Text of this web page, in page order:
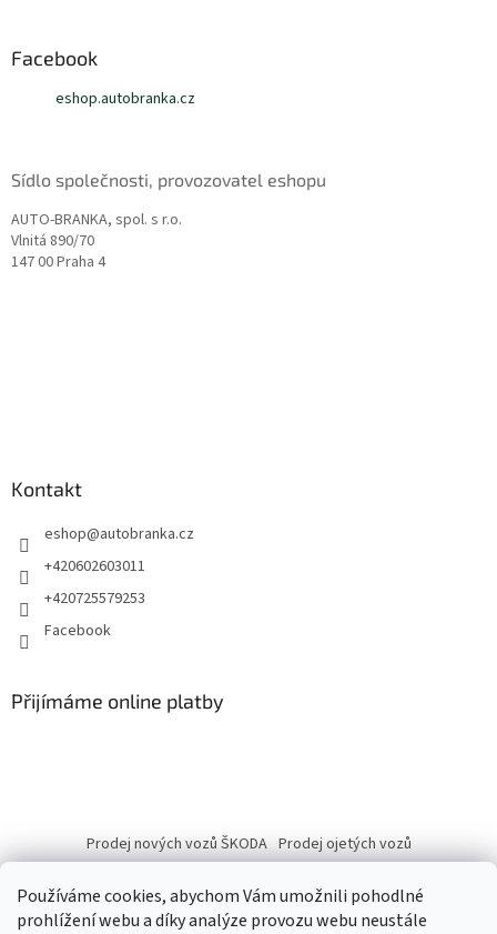
Používáme cookies, abychom Vám umožnili pohodlné
prohlížení webu a díky analýze provozu webu neustále
Facebook
eshop.autobranka.cz
Sídlo společnosti, provozovatel eshopu
AUTO-BRANKA, spol. s r.o.
Vlnitá 890/70
147 00 Praha 4
Kontakt
eshop@autobranka.cz
+420602603011
+420725579253
Facebook
Přijímáme online platby
Prodej nových vozů ŠKODA Prodej ojetých vozů